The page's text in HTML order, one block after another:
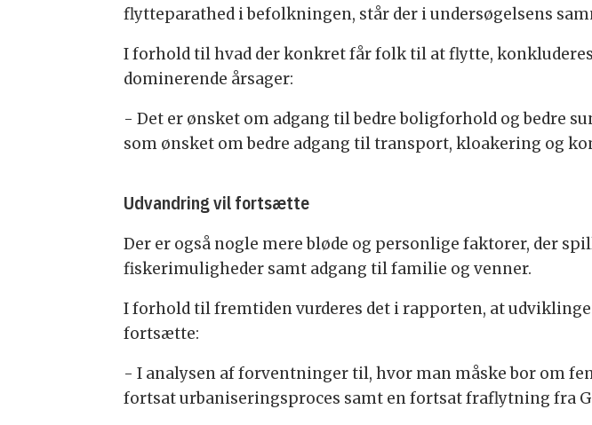
flytteparathed i befolkningen, står der i undersøgelsens
I forhold til hvad der konkret får folk til at flytte,
dominerende årsager:
- Det er ønsket om adgang til bedre boligforhold og bedre
som ønsket om bedre adgang til transport, kloakering og
Udvandring vil fortsætte
Der er også nogle mere bløde og personlige faktorer, der
fiskerimuligheder samt adgang til familie og venner.
I forhold til fremtiden vurderes det i rapporten, at
fortsætte:
- I analysen af forventninger til, hvor man måske bor om
fortsat urbaniseringsproces samt en fortsat fraflytning fra